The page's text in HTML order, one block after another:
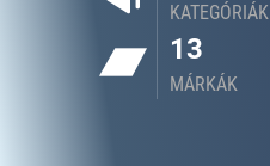
KATEGÓRIÁK
13
MÁRKÁK